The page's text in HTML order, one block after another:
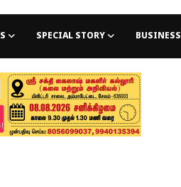
SPECIAL STORY BUSINESS